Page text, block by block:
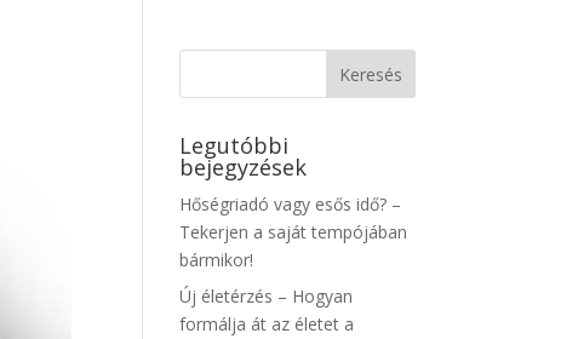
Legutóbbi
bejegyzések
Hőségriadó vagy esős idő? –
Tekerjen a saját tempójában
bármikor!
Új életérzés – Hogyan
formálja át az életet a